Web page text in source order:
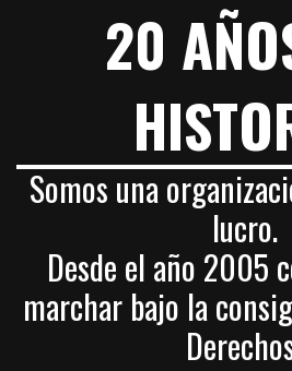
20
Somos una
lucro.
Desde el año 2005
marchar bajo la